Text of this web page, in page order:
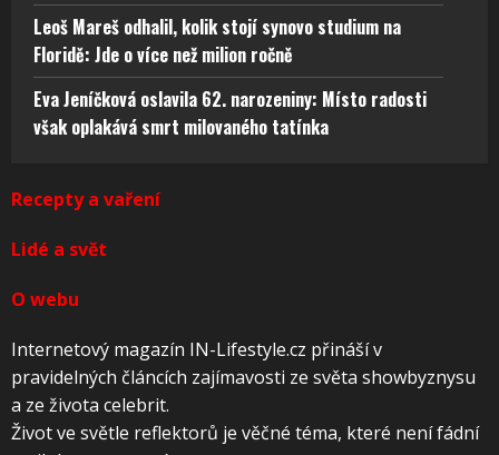
Leoš Mareš odhalil, kolik stojí synovo studium na
Floridě: Jde o více než milion ročně
Eva Jeníčková oslavila 62. narozeniny: Místo radosti
však oplakává smrt milovaného tatínka
Recepty a vaření
Lidé a svět
O webu
Internetový magazín IN-Lifestyle.cz přináší v
pravidelných článcích zajímavosti ze světa showbyznysu
a ze života celebrit.
Život ve světle reflektorů je věčné téma, které není fádní